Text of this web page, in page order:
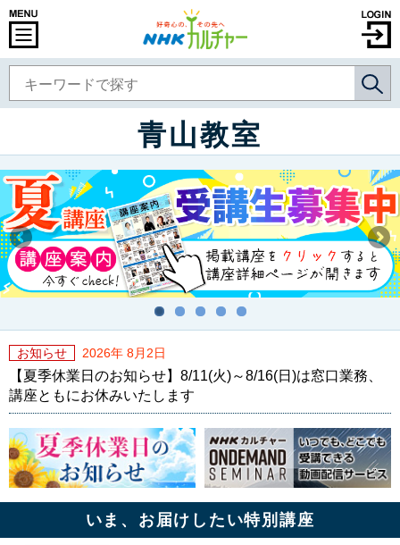
青山教室
お知らせ 2026年 8月2日
【夏季休業日のお知らせ】8/11(火)～8/16(日)は窓口業務、
講座ともにお休みいたします
いま、お届けしたい特別講座